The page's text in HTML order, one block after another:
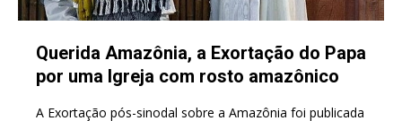
Querida Amazônia, a Exortação do Papa
por uma Igreja com rosto amazônico
A Exortação pós-sinodal sobre a Amazônia foi publicada